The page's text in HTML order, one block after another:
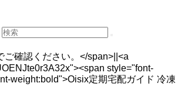
確認ください。</span>||<a
style="font-
weight:bold">Oisix定期宅配ガイド 冷凍